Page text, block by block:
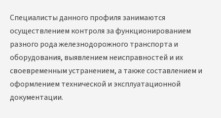
Специалисты данного профиля занимаются
осуществлением контроля за функционированием
разного рода железнодорожного транспорта и
оборудования, выявлением неисправностей и их
своевременным устранением, а также составлением и
оформлением технической и эксплуатационной
документации.